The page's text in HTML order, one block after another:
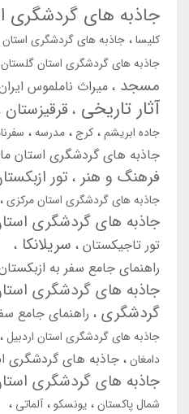
جاذبه های گردشگری
کلیسا جاذبه های گردشگری استان
جاذبه های گردشگری استان گلستان
مسجد میراث ناملموس
آثار تاریخی قرقیزستان
جاده ابریشم کرج مدرسه
جاذبه های گردشگری استان
فرهنگ و هنر تور
جاذبه های گردشگری استان مرکزی
جاذبه های گردشگری
تور تاجیکستان سریلانکا
راهنمای جامع سفر به
جاذبه های گردشگری
گردشگری
راهنمای جامع
جاذبه های گردشگری استان اردبیل
دامغان جاذبه های گردشگری
جاذبه های گردشگری
شمال پاکستان یونسکو آلماتی